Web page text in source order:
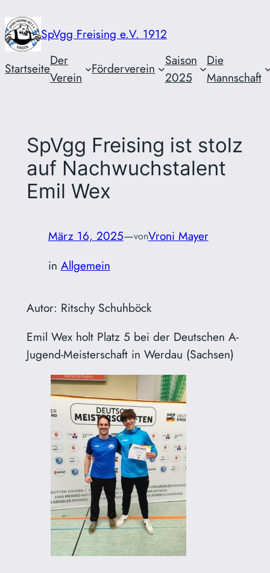
Zum
Inhalt
springen
SpVgg Freising e.V. 1912
Startseite
Der
Verein
Förderverein
Saison
2025
Die
Mannschaft
SpVgg Freising ist stolz
auf Nachwuchstalent
Emil Wex
März 16, 2025—vonVroni Mayer
in Allgemein
Autor: Ritschy Schuhböck
Emil Wex holt Platz 5 bei der Deutschen A-
Jugend-Meisterschaft in Werdau (Sachsen)